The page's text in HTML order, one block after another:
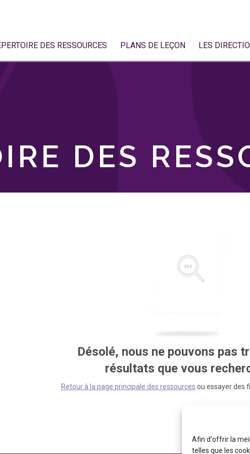
Afin d'offrir la
telles que les
DES RESSOURCES PLANS DE LEÇON LES
DES
Désolé, nous ne pouvons pas
résultats que vous
Retour à la page principale des ressources ou essayer des